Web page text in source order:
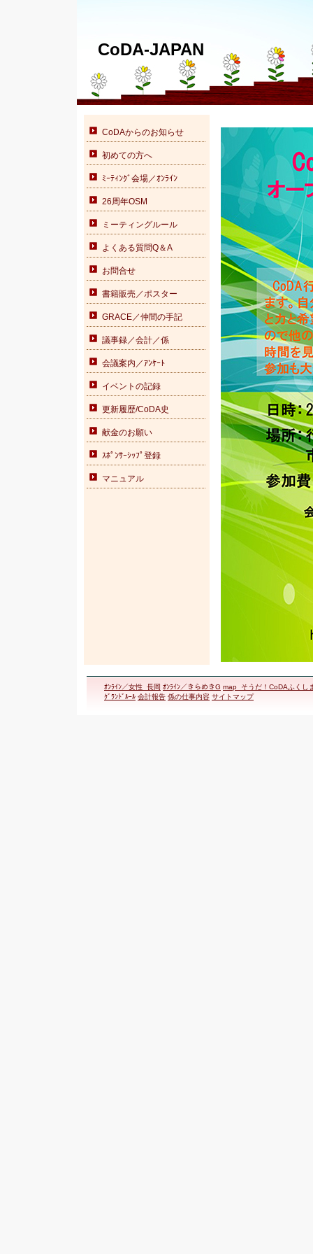
CoDA-JAPAN
CoDAからのお知らせ
初めての方へ
ﾐｰﾃｨﾝｸﾞ会場／ｵﾝﾗｲﾝ
26周年OSM
ミーティングルール
よくある質問Q＆A
お問合せ
書籍販売／ポスター
GRACE／仲間の手記
議事録／会計／係
会議案内／ｱﾝｹｰﾄ
イベントの記録
更新履歴/CoDA史
献金のお願い
ｽﾎﾟﾝｻｰｼｯﾌﾟ登録
マニュアル
ｵﾝﾗｲﾝ／女性_長岡 ｵﾝﾗｲﾝ／きらめきG map_そうだ！CoDAふくし
ｸﾞﾗﾝﾄﾞﾙｰﾙ 会計報告 係の仕事内容 サイトマップ